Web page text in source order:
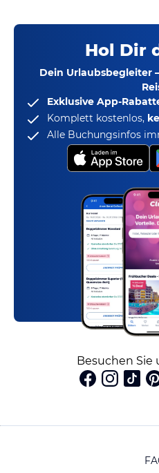
Hol Dir
Dein Urlaubsbegleiter
Exklusive App-
Komplett kostenlos,
Alle Buchungsinfos
Besuchen Sie